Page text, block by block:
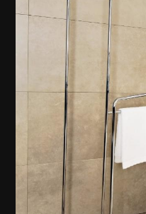
CONO HAVLULUK